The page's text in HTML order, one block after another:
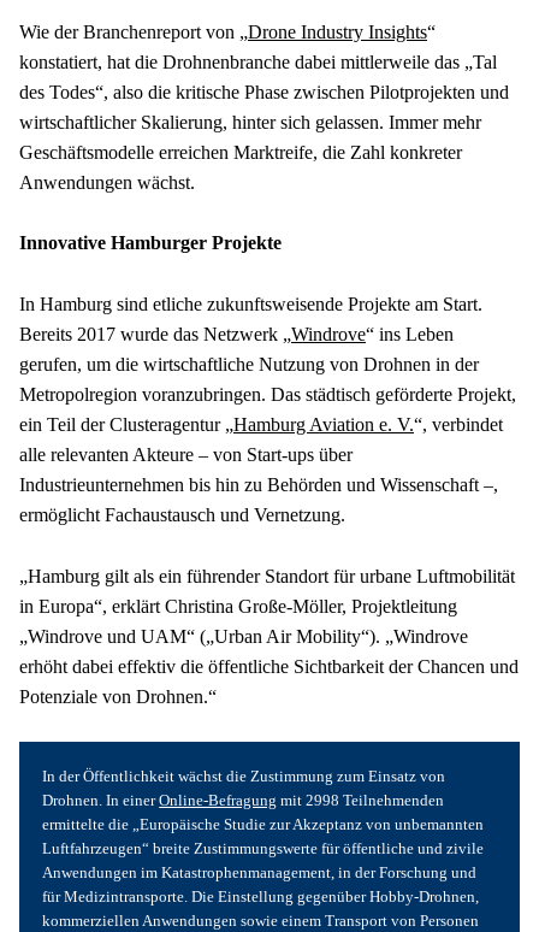
Wie der Branchenreport von „Drone Industry Insights“
konstatiert, hat die Drohnenbranche dabei mittlerweile das „Tal
des Todes“, also die kritische Phase zwischen Pilotprojekten und
wirtschaftlicher Skalierung, hinter sich gelassen. Immer mehr
Geschäftsmodelle erreichen Marktreife, die Zahl konkreter
Anwendungen wächst.
Innovative Hamburger Projekte
In Hamburg sind etliche zukunftsweisende Projekte am Start.
Bereits 2017 wurde das Netzwerk „Windrove“ ins Leben
gerufen, um die wirtschaftliche Nutzung von Drohnen in der
Metropolregion voranzubringen. Das städtisch geförderte Projekt,
ein Teil der Clusteragentur „Hamburg Aviation e. V.“, verbindet
alle relevanten Akteure – von Start-ups über
Industrieunternehmen bis hin zu Behörden und Wissenschaft –,
ermöglicht Fachaustausch und Vernetzung.
„Hamburg gilt als ein führender Standort für urbane Luftmobilität
in Europa“, erklärt Christina Große-Möller, Projektleitung
„Windrove und UAM“ („Urban Air Mobility“). „Windrove
erhöht dabei effektiv die öffentliche Sichtbarkeit der Chancen und
Potenziale von Drohnen.“
In der Öffentlichkeit wächst die Zustimmung zum Einsatz von
Drohnen. In einer Online-Befragung mit 2998 Teilnehmenden
ermittelte die „Europäische Studie zur Akzeptanz von unbemannten
Luftfahrzeugen“ breite Zustimmungswerte für öffentliche und zivile
Anwendungen im Katastrophenmanagement, in der Forschung und
für Medizintransporte. Die Einstellung gegenüber Hobby-Drohnen,
kommerziellen Anwendungen sowie einem Transport von Personen